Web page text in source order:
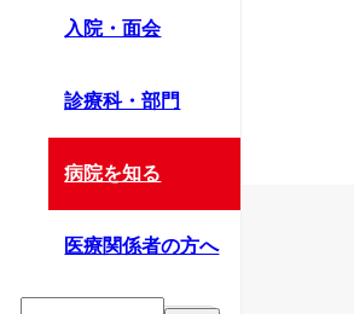
入院・面会
診療科・部門
病院を知る
医療関係者の方へ